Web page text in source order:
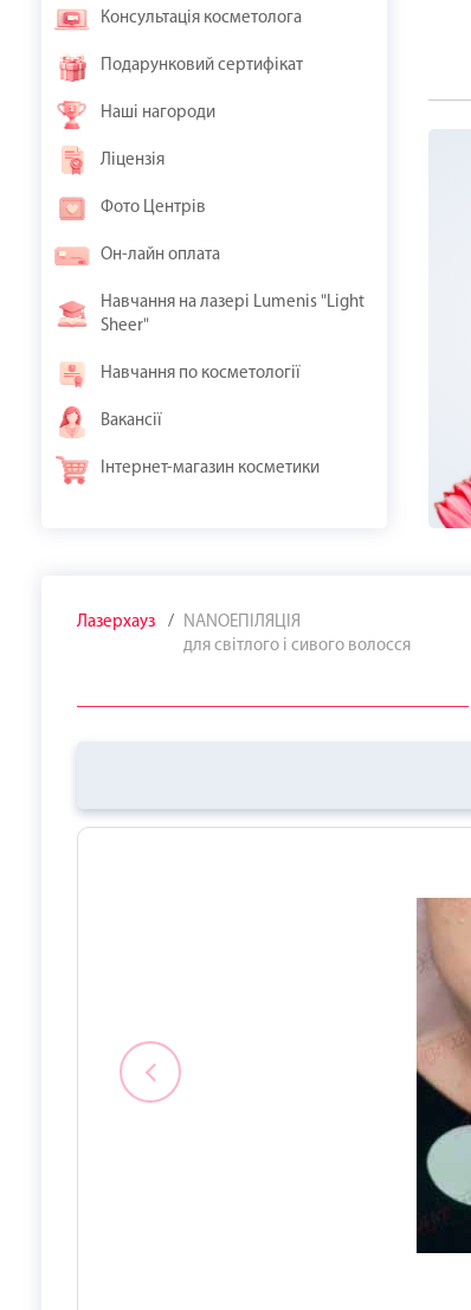
Консультація косметолога
Подарунковий сертифікат
Наші нагороди
Ліцензія
Фото Центрів
Он-лайн оплата
Навчання на лазері Lumenis "Light
Sheer"
Навчання по косметології
Вакансії
Інтернет-магазин косметики
Лазерхауз
NANOЕПІЛЯЦІЯ
для світлого і сивого волосся